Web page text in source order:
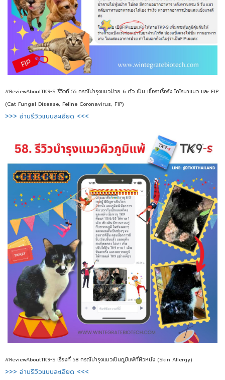
#ReviewAboutTK9-S รีวิวที่ 55 กรณีบำรุงแมวป่วย 6 ตัว เป็น เชื้อราเรื้อรัง โคโรนาแมว และ FIP
(Cat Fungal Disease, Feline Coronavirus, FIP)
>>> อ่านรีวิวแบบละเอียด <<<
#ReviewAboutTK9-S เรื่องที่ 58 กรณีบำรุงแมวเป็นภูมิแพ้ที่ผิวหนัง (Skin Allergy)
>>> อ่านรีวิวแบบละเอียด <<<